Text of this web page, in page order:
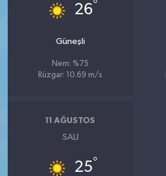
26°
Güneşli
Nem: %75
Rüzgar: 10.69 m/s
11 AĞUSTOS
SALI
25°